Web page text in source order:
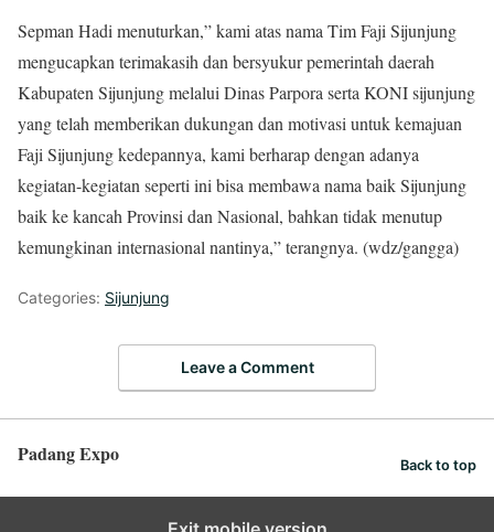
Sepman Hadi menuturkan,” kami atas nama Tim Faji Sijunjung
mengucapkan terimakasih dan bersyukur pemerintah daerah
Kabupaten Sijunjung melalui Dinas Parpora serta KONI sijunjung
yang telah memberikan dukungan dan motivasi untuk kemajuan
Faji Sijunjung kedepannya, kami berharap dengan adanya
kegiatan-kegiatan seperti ini bisa membawa nama baik Sijunjung
baik ke kancah Provinsi dan Nasional, bahkan tidak menutup
kemungkinan internasional nantinya,” terangnya. (wdz/gangga)
Categories: Sijunjung
Leave a Comment
Padang Expo Back to top